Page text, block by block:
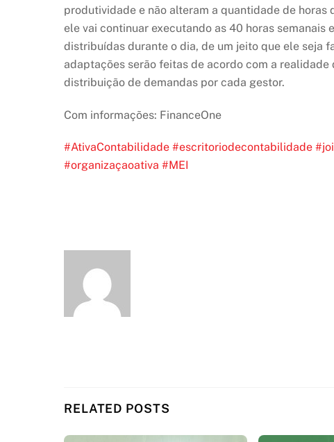
produtividade e não alteram a quantidade de horas
ele vai continuar executando as 40 horas
distribuídas durante o dia, de um jeito que ele seja
adaptações serão feitas de acordo com a
distribuição de demandas por cada gestor.
Com informações: FinanceOne
#AtivaContabilidade #escritoriodecontabilidade
#organizaçaoativa #MEI
RELATED POSTS